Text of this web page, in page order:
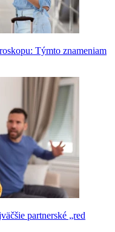
Týmto znameniam
partnerské „red